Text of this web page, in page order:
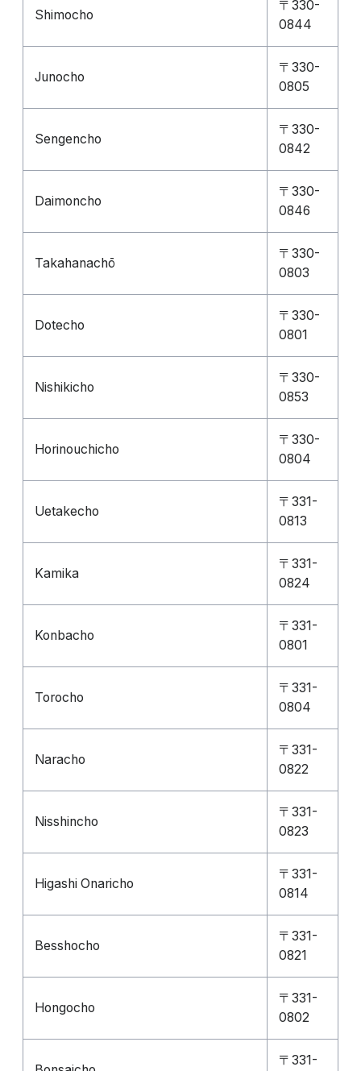
Shimocho
〒330-
0844
Junocho
〒330-
0805
Sengencho
〒330-
0842
Daimoncho
〒330-
0846
Takahanachō
〒330-
0803
Dotecho
〒330-
0801
Nishikicho
〒330-
0853
Horinouchicho
〒330-
0804
Uetakecho
〒331-
0813
Kamika
〒331-
0824
Konbacho
〒331-
0801
Torocho
〒331-
0804
Naracho
〒331-
0822
Nisshincho
〒331-
0823
Higashi Onaricho
〒331-
0814
Besshocho
〒331-
0821
Hongocho
〒331-
0802
〒331-